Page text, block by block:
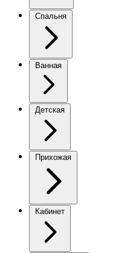
Спальня
Ванная
Детская
Прихожая
Кабинет